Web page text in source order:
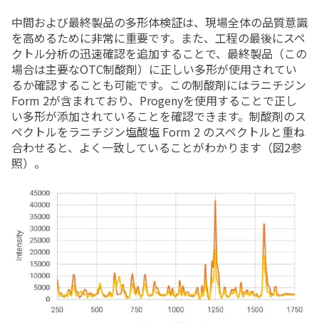
中間および最終製品の多形体検証は、現場全体の品質意識
を高めるために非常に重要です。また、工程の最後にスペ
クトル分析の迅速確認を追加することで、最終製品（この
場合は主要なOTC制酸剤）に正しい多形が使用されてい
るか確認することも可能です。この制酸剤にはラニチジン
Form 2が含まれており、Progenyを使用することで正し
い多形が添加されていることを確認できます。制酸剤のス
ペクトルをラニチジン塩酸塩 Form 2 のスペクトルと重ね
合わせると、よく一致していることがわかります（図2参
照）。